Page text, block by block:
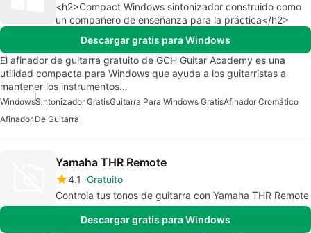
<h2>Compact Windows sintonizador construido como
un compañero de enseñanza para la práctica</h2>
Descargar gratis para Windows
El afinador de guitarra gratuito de GCH Guitar Academy es una
utilidad compacta para Windows que ayuda a los guitarristas a
mantener los instrumentos…
WindowsSintonizador GratisGuitarra Para Windows GratisAfinador Cromático
Afinador De Guitarra
Yamaha THR Remote
4.1 Gratuito
Controla tus tonos de guitarra con Yamaha THR Remote
Descargar gratis para Windows